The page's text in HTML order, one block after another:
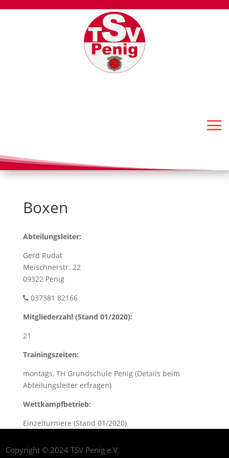
Boxen
Abteilungsleiter:
Gerd Rudat
Meischnerstr. 22
09322 Penig
037381 82166
Mitgliederzahl (Stand 01/2020):
21
Trainingszeiten:
montags, TH Grundschule Penig (Details beim
Abteilungsleiter erfragen)
Wettkampfbetrieb:
Einzelturniere (Stand 01/2020)
Copyright © 2024 TSV Penig e.V.